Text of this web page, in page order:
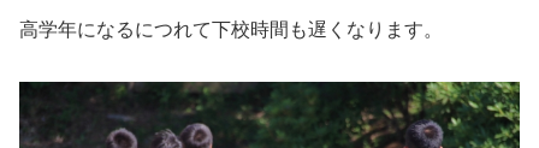
高学年になるにつれて下校時間も遅くなります。